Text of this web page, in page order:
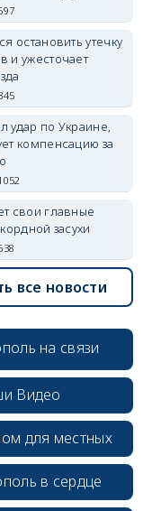
остановить утечку
и ужесточает
удар по Украине,
компенсацию за
свои главные
засухи
все новости
на связи
Видео
для местных
в сердце